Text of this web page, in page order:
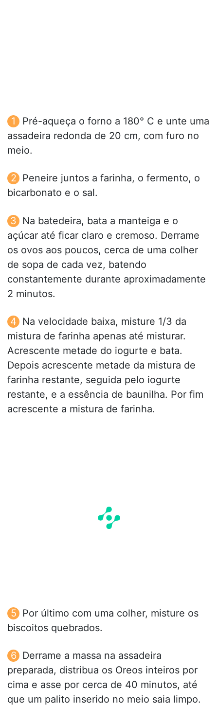
Pré-aqueça o forno a 180° C e unte uma
assadeira redonda de 20 cm, com furo no
meio.
Peneire juntos a farinha, o fermento, o
bicarbonato e o sal.
Na batedeira, bata a manteiga e o
açúcar até ficar claro e cremoso. Derrame
os ovos aos poucos, cerca de uma colher
de sopa de cada vez, batendo
constantemente durante aproximadamente
2 minutos.
Na velocidade baixa, misture 1/3 da
mistura de farinha apenas até misturar.
Acrescente metade do iogurte e bata.
Depois acrescente metade da mistura de
farinha restante, seguida pelo iogurte
restante, e a essência de baunilha. Por fim
acrescente a mistura de farinha.
Por último com uma colher, misture os
biscoitos quebrados.
Derrame a massa na assadeira
preparada, distribua os Oreos inteiros por
cima e asse por cerca de 40 minutos, até
que um palito inserido no meio saia limpo.